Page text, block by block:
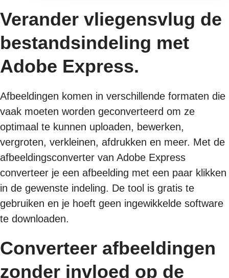
Verander vliegensvlug de
bestandsindeling met
Adobe Express.
Afbeeldingen komen in verschillende formaten die
vaak moeten worden geconverteerd om ze
optimaal te kunnen uploaden, bewerken,
vergroten, verkleinen, afdrukken en meer. Met de
afbeeldingsconverter van Adobe Express
converteer je een afbeelding met een paar klikken
in de gewenste indeling. De tool is gratis te
gebruiken en je hoeft geen ingewikkelde software
te downloaden.
Converteer afbeeldingen
zonder invloed op de